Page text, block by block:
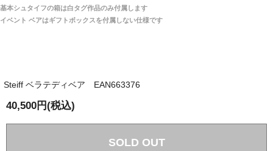
は一切ありません。
国内で一度検品をしますので、決済確認後、２～４
週間でのお届けとなります。
（稀に、通関手続き等に時間がかかり、納期が遅れる
大阪府 Y・W 様 （男性）
「取り扱っているNetショップで一番信用出来
兵庫県 A・K 様 （女性）
「ベアちゃんの紹介分が丁寧に書かれていたこ
と（いつの作品など）」
基本シュタイフの箱は白タグ作品のみ付属します
イベント ベアはギフトボックスを付属しない仕様です
Steiff ベラテディベア EAN663376
40,500円(税込)
SOLD OUT